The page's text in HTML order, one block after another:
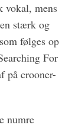
vokal, mens
stærk og
følges op
For
på crooner-
numre